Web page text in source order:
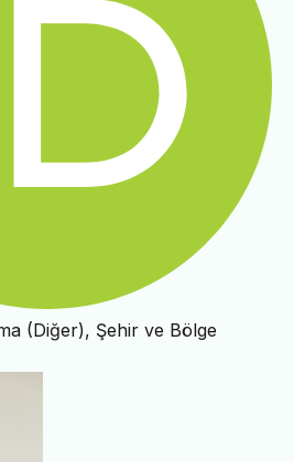
(Diğer), Şehir ve Bölge